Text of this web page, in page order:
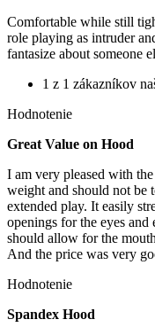
Comfortable while still
role playing as intruder
fantasize about someone
1 z 1 zákazníkov
Hodnotenie
Great Value on Hood
I am very pleased with
weight and should not be
extended play. It easily
openings for the eyes
should allow for the
And the price was very
Hodnotenie
Spandex Hood